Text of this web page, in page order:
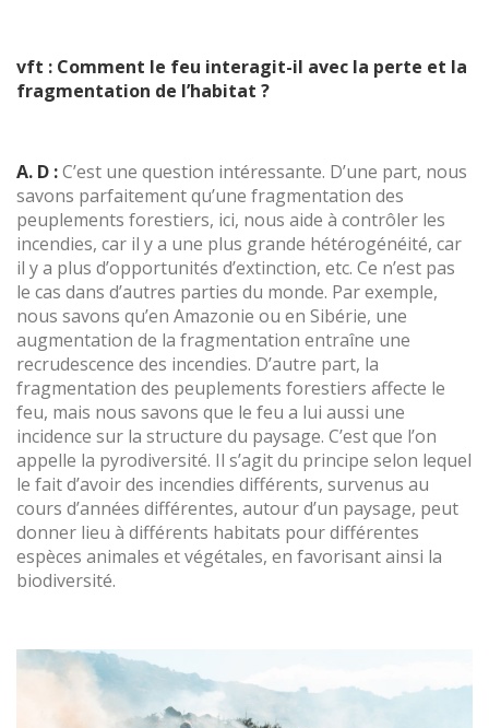
vft : Comment le feu interagit-il avec la perte et la
fragmentation de l’habitat ?
A. D :C’est une question intéressante. D’une part, nous
savons parfaitement qu’une fragmentation des
peuplements forestiers, ici, nous aide à contrôler les
incendies, car il y a une plus grande hétérogénéité, car
il y a plus d’opportunités d’extinction, etc. Ce n’est pas
le cas dans d’autres parties du monde. Par exemple,
nous savons qu’en Amazonie ou en Sibérie, une
augmentation de la fragmentation entraîne une
recrudescence des incendies. D’autre part, la
fragmentation des peuplements forestiers affecte le
feu, mais nous savons que le feu a lui aussi une
incidence sur la structure du paysage. C’est que l’on
appelle la pyrodiversité. Il s’agit du principe selon lequel
le fait d’avoir des incendies différents, survenus au
cours d’années différentes, autour d’un paysage, peut
donner lieu à différents habitats pour différentes
espèces animales et végétales, en favorisant ainsi la
biodiversité.